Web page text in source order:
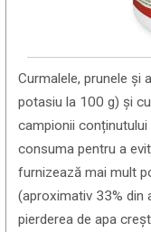
Curmalele, prunele și
potasiu la 100 g) și
campionii
consuma pentru a
furnizează mai mult
(aproximativ 33% din
pierderea de apa